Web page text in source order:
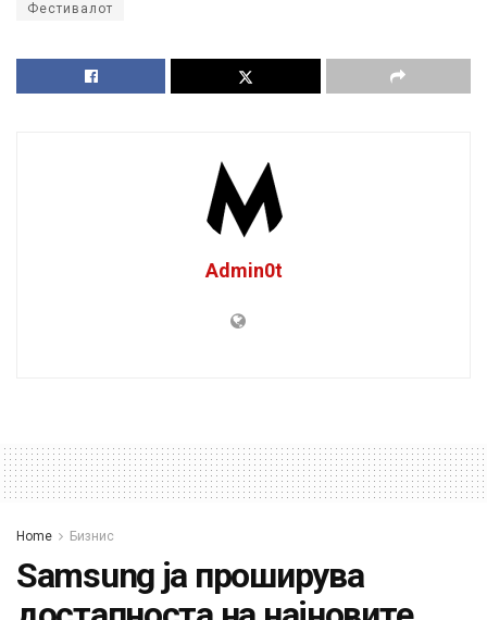
Фестивалот
Admin0t
Home Бизнис
Samsung ја проширува